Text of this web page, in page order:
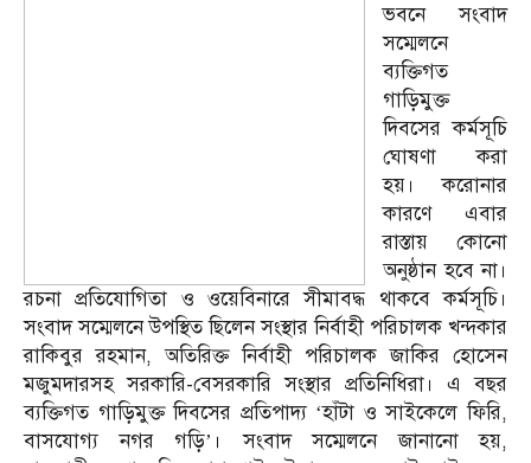
ভবনে সংবাদ
সম্মেলনে
ব্যক্তিগত
গাড়িমুক্ত
দিবসের কর্মসূচি
ঘোষণা করা
হয়। করোনার
কারণে এবার
রাস্তায় কোনো
অনুষ্ঠান হবে না।
রচনা প্রতিযোগিতা ও ওয়েবিনারে সীমাবদ্ধ থাকবে কর্মসূচি।
সংবাদ সম্মেলনে উপস্থিত ছিলেন সংস্থার নির্বাহী পরিচালক খন্দকার
রাকিবুর রহমান, অতিরিক্ত নির্বাহী পরিচালক জাকির হোসেন
মজুমদারসহ সরকারি-বেসরকারি সংস্থার প্রতিনিধিরা। এ বছর
ব্যক্তিগত গাড়িমুক্ত দিবসের প্রতিপাদ্য ‘হাঁটা ও সাইকেলে ফিরি,
বাসযোগ্য নগর গড়ি’। সংবাদ সম্মেলনে জানানো হয়,